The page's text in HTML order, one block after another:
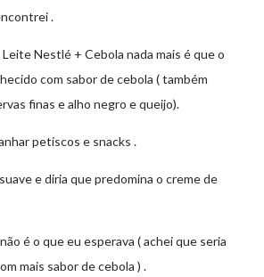
.
Nestlé + Cebola nada mais é que o
com sabor de cebola ( também
finas e alho negro e queijo).
petiscos e snacks .
e diria que predomina o creme de
é o que eu esperava ( achei que seria
mais sabor de cebola ) .